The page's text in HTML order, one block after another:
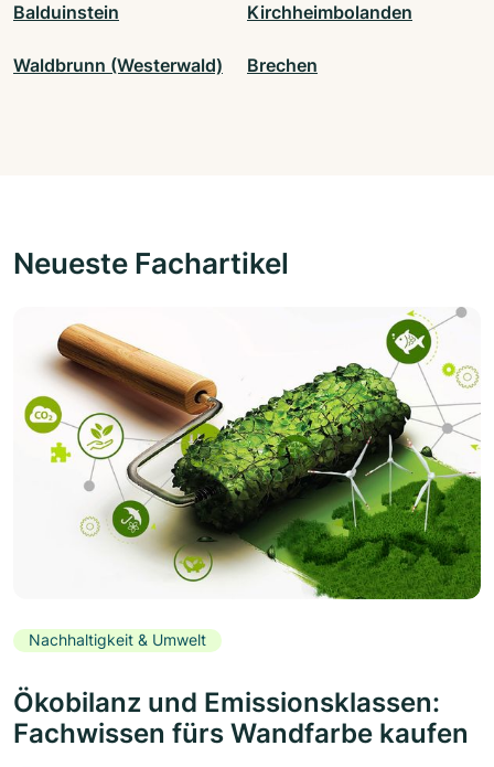
Balduinstein Kirchheimbolanden
Waldbrunn (Westerwald) Brechen
Neueste Fachartikel
Nachhaltigkeit & Umwelt
Ökobilanz und Emissionsklassen:
Fachwissen fürs Wandfarbe kaufen